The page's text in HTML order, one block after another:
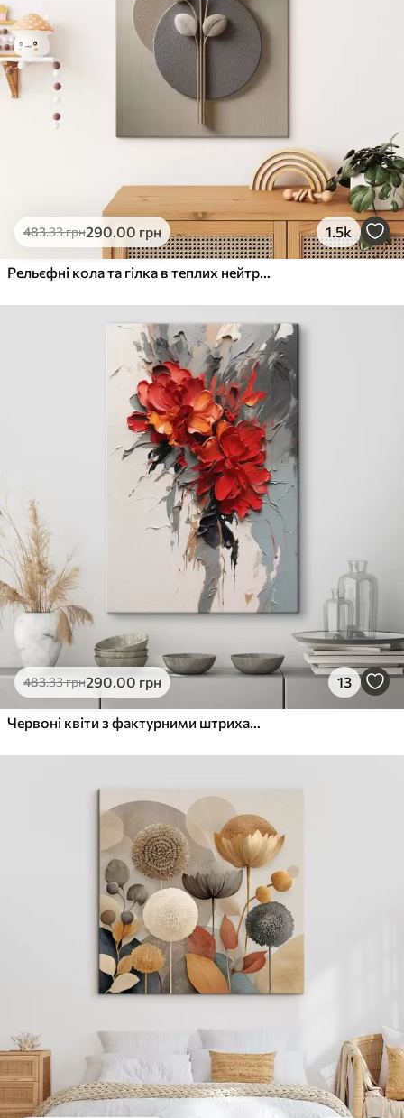
483.33грн290.00 грн 1.5k
Рельєфні кола та гілка в теплих нейтральних тонах
483.33грн290.00 грн 13
Червоні квіти з фактурними штрихами на світлому тлі